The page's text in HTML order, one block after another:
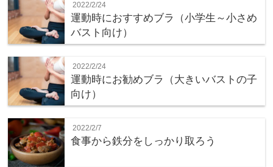
2022/2/24
運動時におすすめブラ（小学生～小さめ
バスト向け）
2022/2/24
運動時にお勧めブラ（大きいバストの子
向け）
2022/2/7
食事から鉄分をしっかり取ろう